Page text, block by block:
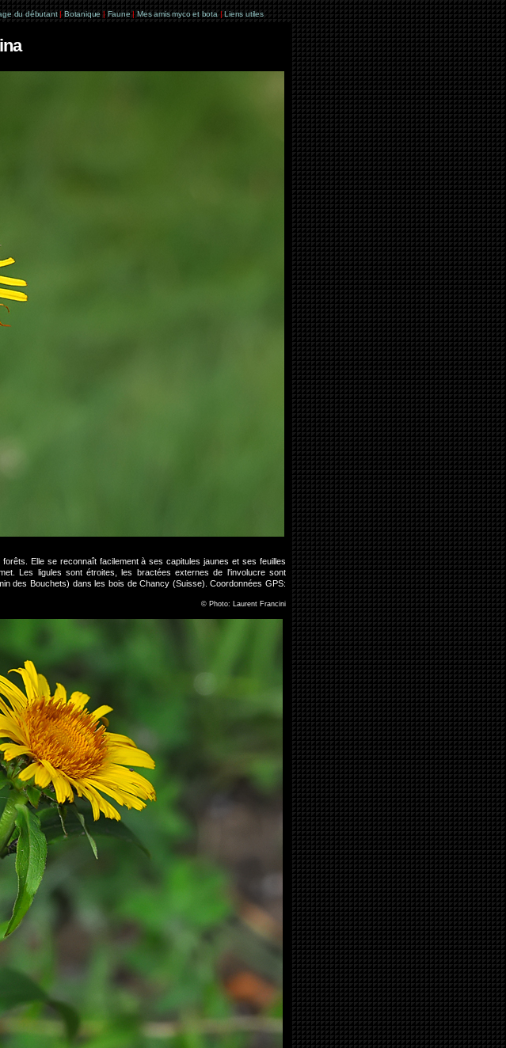
du débutant | Botanique | Faune | Mes amis myco et bota | Liens utiles
Elle se reconnaît facilement à ses capitules jaunes et ses feuilles
Les ligules sont étroites, les bractées externes de l'involucre sont
des Bouchets) dans les bois de Chancy (Suisse). Coordonnées GPS:
© Photo: Laurent Francini